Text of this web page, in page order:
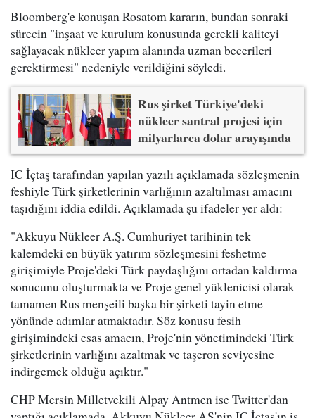
Bloomberg'e konuşan Rosatom kararın, bundan sonraki
sürecin "inşaat ve kurulum konusunda gerekli kaliteyi
sağlayacak nükleer yapım alanında uzman becerileri
gerektirmesi" nedeniyle verildiğini söyledi.
Rus şirket Türkiye'deki
nükleer santral projesi için
milyarlarca dolar arayışında
IC İçtaş tarafından yapılan yazılı açıklamada sözleşmenin
feshiyle Türk şirketlerinin varlığının azaltılması amacını
taşıdığını iddia edildi. Açıklamada şu ifadeler yer aldı:
"Akkuyu Nükleer A.Ş. Cumhuriyet tarihinin tek
kalemdeki en büyük yatırım sözleşmesini feshetme
girişimiyle Proje'deki Türk paydaşlığını ortadan kaldırma
sonucunu oluşturmakta ve Proje genel yüklenicisi olarak
tamamen Rus menşeili başka bir şirketi tayin etme
yönünde adımlar atmaktadır. Söz konusu fesih
girişimindeki esas amacın, Proje'nin yönetimindeki Türk
şirketlerinin varlığını azaltmak ve taşeron seviyesine
indirgemek olduğu açıktır."
CHP Mersin Milletvekili Alpay Antmen ise Twitter'dan